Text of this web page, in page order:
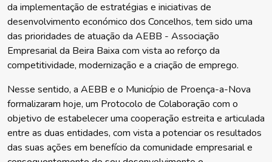
da implementação de estratégias e iniciativas de
desenvolvimento económico dos Concelhos, tem sido uma
das prioridades de atuação da AEBB - Associação
Empresarial da Beira Baixa com vista ao reforço da
competitividade, modernização e a criação de emprego.
Nesse sentido, a AEBB e o Município de Proença-a-Nova
formalizaram hoje, um Protocolo de Colaboração com o
objetivo de estabelecer uma cooperação estreita e articulada
entre as duas entidades, com vista a potenciar os resultados
das suas ações em benefício da comunidade empresarial e